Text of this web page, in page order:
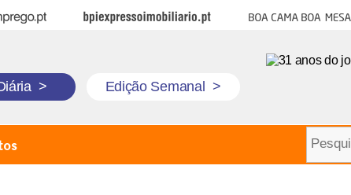
BPI Expresso Imobiliário Boa cama boa mesa
> Edição Semanal >